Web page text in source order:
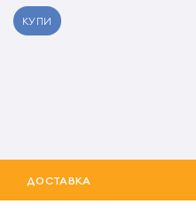
КУПИ
ДОСТАВКА